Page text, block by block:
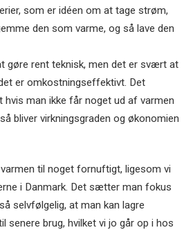
som er idéen om at tage strøm,
den som varme, og så lave den
gøre rent teknisk, men det er svært at
er omkostningseffektivt. Det
hvis man ikke får noget ud af varmen
bliver virkningsgraden og økonomien
varmen til noget fornuftigt, ligesom vi
i Danmark. Det sætter man fokus
selvfølgelig, at man kan lagre
senere brug, hvilket vi jo går op i hos